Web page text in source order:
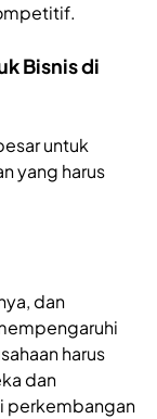
Bisnis di
untuk
yang harus
dan
harus
dan
perkembangan